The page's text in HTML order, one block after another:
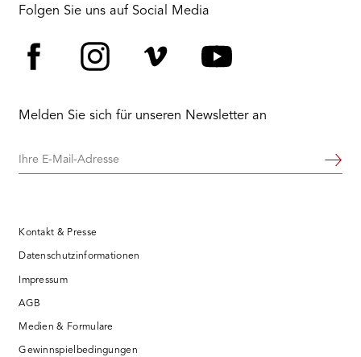
Folgen Sie uns auf Social Media
Melden Sie sich für unseren Newsletter an
Ihre
Weiter
Kontakt & Presse
Datenschutzinformationen
Impressum
AGB
Medien & Formulare
Gewinnspielbedingungen